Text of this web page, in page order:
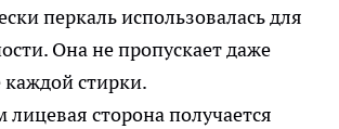
перкаль использовалась для
Она не пропускает даже
стирки.
сторона получается